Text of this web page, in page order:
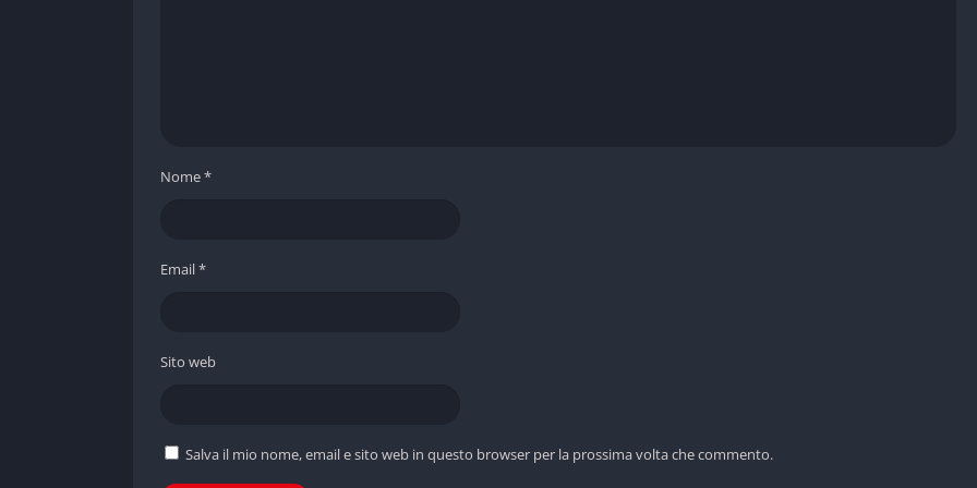
Nome*
Email*
Sito web
Salva il mio nome, email e sito web in questo browser per la prossima volta che commento.